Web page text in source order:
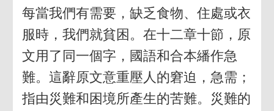
每當我們有需要，缺乏食物、住處或衣
服時，我們就貧困。在十二章十節，原
文用了同一個字，國語和合本繙作急
難。這辭原文意重壓人的窘迫，急需；
指由災難和困境所產生的苦難。災難的